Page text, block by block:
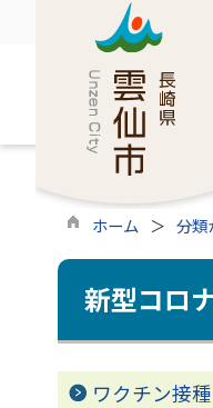
ホーム 分類
新型コロ
ワクチン接種